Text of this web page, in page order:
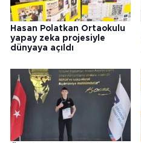
Hasan Polatkan Ortaokulu
yapay zeka projesiyle
dünyaya açıldı